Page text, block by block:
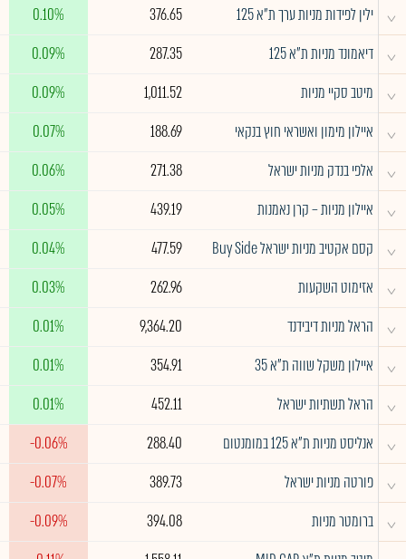
^ ילין לפידות מניות ערך ת"א 125 376.65
0.10%
^ דיאמונד מניות ת"א 125 287.35
0.09%
^ מיטב סקיי מניות 1,011.52
0.09%
^ איילון מימון ואשראי חוץ בנקאי 188.69
0.07%
^ אלפי בנדק מניות ישראל 271.38
0.06%
^ איילון מניות – קרן נאמנות 439.19
0.05%
^ קסם אקטיב מניות ישראל Buy Side 477.59
0.04%
^ אזימוט השקעות 262.96
0.03%
^ הראל מניות דיבידנד 9,364.20
0.01%
^ איילון משקל שווה ת"א 35 354.91
0.01%
^ הראל תשתיות ישראל 452.11
0.01%
^ אנליסט מניות ת"א 125 במומנטום 288.40
-0.06%
^ פורטה מניות ישראל 389.73
-0.07%
^ ברומטר מניות 394.08
-0.09%